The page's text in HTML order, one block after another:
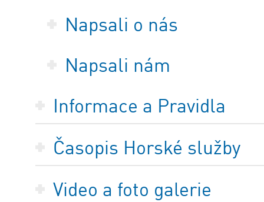
Napsali o nás
Napsali nám
Informace a Pravidla
Časopis Horské služby
Video a foto galerie